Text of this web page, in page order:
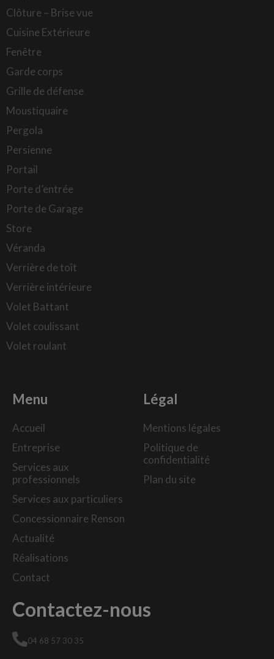
Clôture – Brise vue
Cuisine Extérieure
Fenêtre
Garde corps
Grille de défense
Moustiquaire
Pergola
Persienne
Portail
Porte d’entrée
Porte de Garage
Store
Véranda
Verrière de toît
Verrière intérieure
Volet Battant
Volet coulissant
Volet roulant
Menu
Accueil
Entreprise
Services aux
professionnels
Services aux particuliers
Concessionnaire Renson
Actualité
Réalisations
Contact
Légal
Mentions légales
Politique de
confidentialité
Plan du site
Contactez-nous
04 68 57 30 35